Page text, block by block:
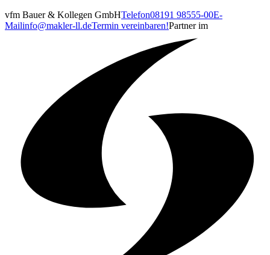
vfm Bauer & Kollegen GmbHTelefon08191 98555-00E-
Mailinfo@makler-ll.deTermin vereinbaren!Partner im